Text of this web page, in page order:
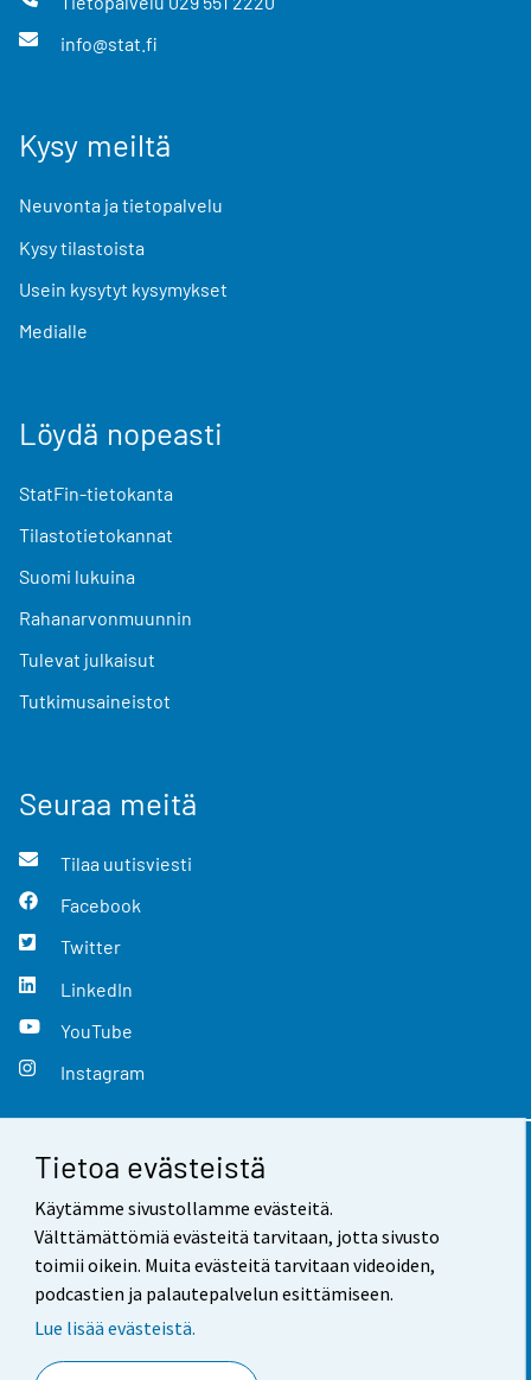
Tietoa evästeistä
Käytämme sivustollamme evästeitä.
Välttämättömiä evästeitä tarvitaan, jotta sivusto
toimii oikein. Muita evästeitä tarvitaan videoiden,
podcastien ja palautepalvelun esittämiseen.
Lue lisää evästeistä.
info@stat.fi
Kysy meiltä
Neuvonta ja tietopalvelu
Kysy tilastoista
Usein kysytyt kysymykset
Medialle
Löydä nopeasti
StatFin-tietokanta
Tilastotietokannat
Suomi lukuina
Rahanarvonmuunnin
Tulevat julkaisut
Tutkimusaineistot
Seuraa meitä
Tilaa uutisviesti
Facebook
Twitter
LinkedIn
YouTube
Instagram
Yhteystiedot
Palaute
Käyttöehdot
Saavutettavuus